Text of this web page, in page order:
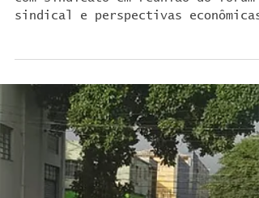
Presidente Jorge Ferreira se reuni
com sindicato em reunião do fórum
do setor têxtil.